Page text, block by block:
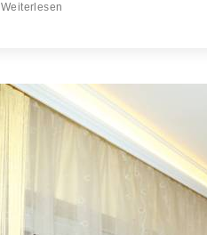
Weiterlesen